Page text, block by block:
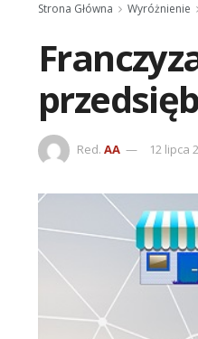
Strona Główna Wyróżnienie
Red. AA 12 lipca